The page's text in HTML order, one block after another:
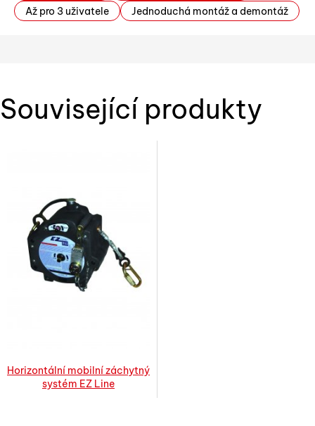
Až pro 3 uživatele Jednoduchá montáž a demontáž
Související produkty
Horizontální mobilní záchytný
systém EZ Line